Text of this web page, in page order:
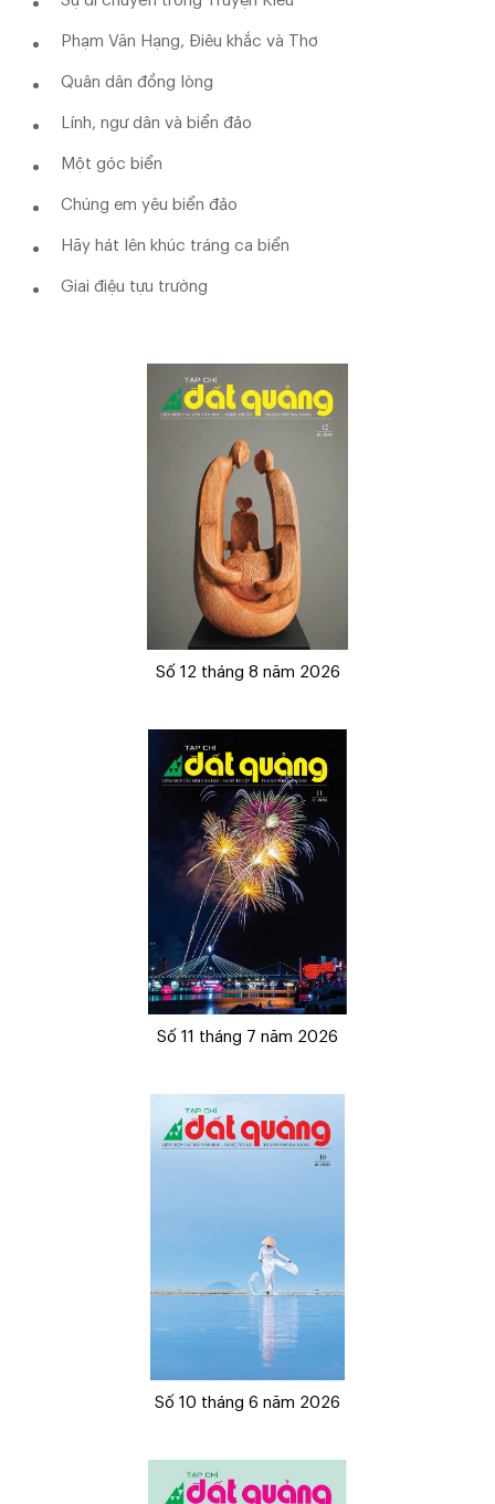
Phạm Văn Hạng, Điêu khắc và Thơ
Quân dân đồng lòng
Lính, ngư dân và biển đảo
Một góc biển
Chúng em yêu biển đảo
Hãy hát lên khúc tráng ca biển
Giai điệu tựu trường
Số 12 tháng 8 năm 2026
Số 11 tháng 7 năm 2026
Số 10 tháng 6 năm 2026